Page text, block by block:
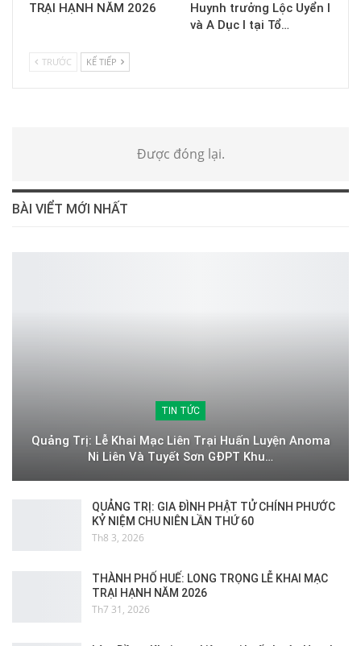
TRẠI HẠNH NĂM 2026
Huynh trưởng Lộc Uyển I
và A Dục I tại Tổ…
TRƯỚC KẾ TIẾP
Được đóng lại.
BÀI VIỂT MỚI NHẤT
TIN TỨC
Quảng Trị: Lễ Khai Mạc Liên Trại Huấn Luyện Anoma
Ni Liên Và Tuyết Sơn GĐPT Khu…
QUẢNG TRỊ: GIA ĐÌNH PHẬT TỬ CHÍNH PHƯỚC
KỶ NIỆM CHU NIÊN LẦN THỨ 60
Th8 3, 2026
THÀNH PHỐ HUẾ: LONG TRỌNG LỄ KHAI MẠC
TRẠI HẠNH NĂM 2026
Th7 31, 2026